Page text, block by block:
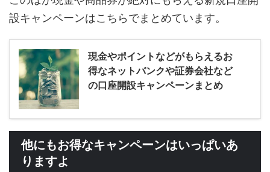
設キャンペーンはこちらでまとめています。
現金やポイントなどがもらえるお
得なネットバンクや証券会社など
の口座開設キャンペーンまとめ
他にもお得なキャンペーンはいっぱいあ
りますよ